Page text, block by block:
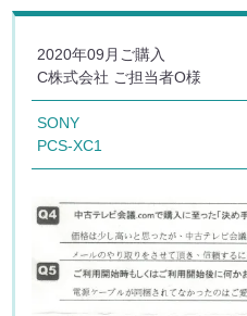
2020年09月ご購入
C株式会社 ご担当者O様
SONY
PCS-XC1